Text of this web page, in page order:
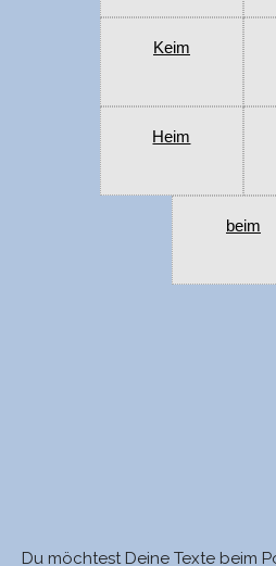
Keim
Heim
beim
Du möchtest Deine Texte beim